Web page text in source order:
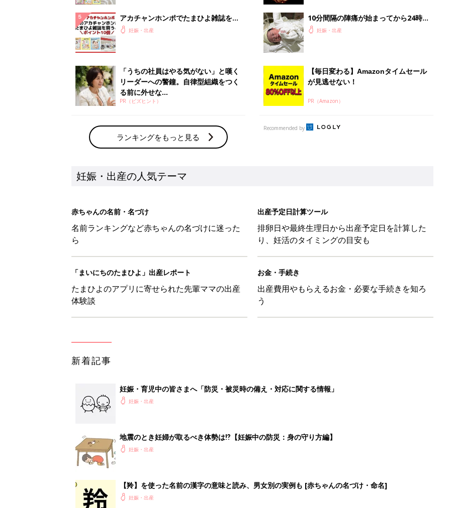
アカチャンホンポでたまひよ雑誌を買
うとポイント10倍【期間限定】
妊娠・出産
「うちの社員はやる気がない」と嘆く
リーダーへの警鐘。自律型組織をつく
る前に外せな...
PR（ビズヒント）
ランキングをもっと見る
10分間隔の陣痛が始まってから24時
間近くの戦いに。「早く産みたいで
妊娠・出産
【毎日変わる】Amazonタイムセール
が見逃せない！
PR（Amazon）
Recommended by
妊娠・出産の人気テーマ
赤ちゃんの名前・名づけ
名前ランキングなど赤ちゃんの名づけに迷った
ら
出産予定日計算ツール
排卵日や最終生理日から出産予定日を計算した
り、妊活のタイミングの目安も
「まいにちのたまひよ」出産レポート
たまひよのアプリに寄せられた先輩ママの出産
体験談
お金・手続き
出産費用やもらえるお金・必要な手続きを知ろ
う
新着記事
妊娠・育児中の皆さまへ「防災・被災時の備え・対応に関する情報」
妊娠・出産
地震のとき妊婦が取るべき体勢は⁉︎【妊娠中の防災：身の守り方編】
妊娠・出産
【羚】を使った名前の漢字の意味と読み、男女別の実例も [赤ちゃんの名づけ・命名]
妊娠・出産